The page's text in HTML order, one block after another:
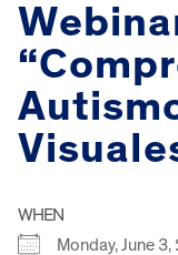
WHEN
Monday, June